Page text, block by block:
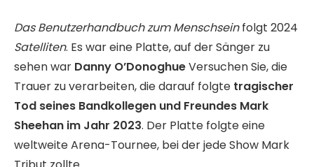
Das Benutzerhandbuch zum Menschseinfolgt 2024
Satelliten. Es war eine Platte, auf der Sänger zu
sehen war Danny O’DonoghueVersuchen Sie, die
Trauer zu verarbeiten, die darauf folgte tragischer
Tod seines Bandkollegen und Freundes Mark
Sheehan im Jahr 2023. Der Platte folgte eine
weltweite Arena-Tournee, bei der jede Show Mark